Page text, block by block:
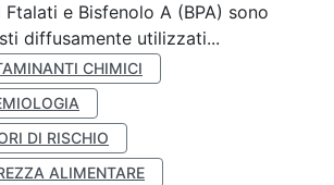
e Bisfenolo A (BPA) sono
diffusamente utilizzati...
CHIMICI
DI RISCHIO
ALIMENTARE